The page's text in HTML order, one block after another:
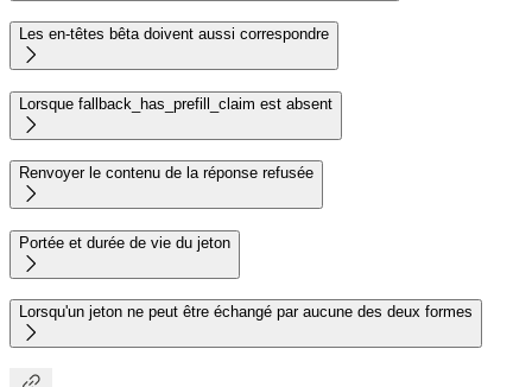
Les en-têtes bêta doivent aussi correspondre

Lorsque fallback_has_prefill_claim est absent

Renvoyer le contenu de la réponse refusée

Portée et durée de vie du jeton

Lorsqu'un jeton ne peut être échangé par aucune des deux formes
